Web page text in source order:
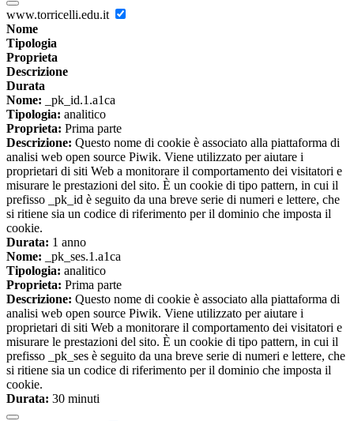
www.torricelli.edu.it
Nome
Tipologia
Proprieta
Descrizione
Durata
Nome: _pk_id.1.a1ca
Tipologia: analitico
Proprieta: Prima parte
Descrizione: Questo nome di cookie è associato alla piattaforma di
analisi web open source Piwik. Viene utilizzato per aiutare i
proprietari di siti Web a monitorare il comportamento dei visitatori e
misurare le prestazioni del sito. È un cookie di tipo pattern, in cui il
prefisso _pk_id è seguito da una breve serie di numeri e lettere, che
si ritiene sia un codice di riferimento per il dominio che imposta il
cookie.
Durata: 1 anno
Nome: _pk_ses.1.a1ca
Tipologia: analitico
Proprieta: Prima parte
Descrizione: Questo nome di cookie è associato alla piattaforma di
analisi web open source Piwik. Viene utilizzato per aiutare i
proprietari di siti Web a monitorare il comportamento dei visitatori e
misurare le prestazioni del sito. È un cookie di tipo pattern, in cui il
prefisso _pk_ses è seguito da una breve serie di numeri e lettere, che
si ritiene sia un codice di riferimento per il dominio che imposta il
cookie.
Durata: 30 minuti